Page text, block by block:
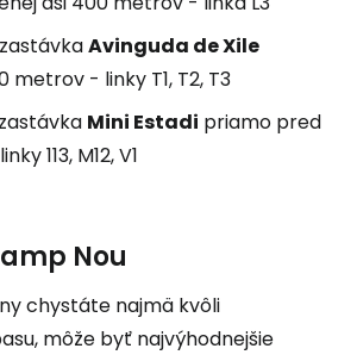
Avinguda de Xile
metrov - linky T1, T2, T3
Mini Estadi priamo pred
113, M12, V1
Nou
chystáte najmä kvôli
môže byť najvýhodnejšie